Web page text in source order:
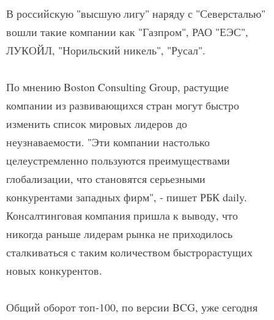
В российскую "высшую лигу" наряду с "Северсталью"
вошли такие компании как "Газпром", РАО "ЕЭС",
ЛУКОЙЛ, "Норильский никель", "Русал".
По мнению Boston Consulting Group, растущие
компании из развивающихся стран могут быстро
изменить список мировых лидеров до
неузнаваемости. "Эти компании настолько
целеустремленно пользуются преимуществами
глобализации, что становятся серьезными
конкурентами западных фирм", - пишет РБК daily.
Консалтинговая компания пришла к выводу, что
никогда раньше лидерам рынка не приходилось
сталкиваться с таким количеством быстрорастущих
новых конкурентов.
Общий оборот топ-100, по версии BCG, уже сегодня